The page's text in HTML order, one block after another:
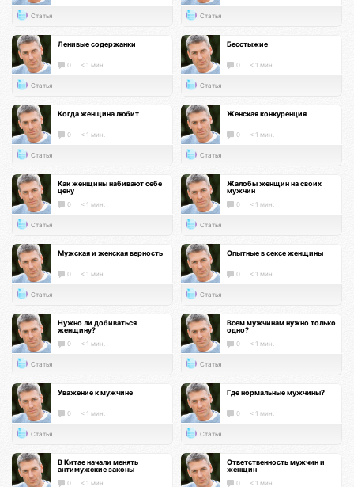
Статья Статья
Ленивые содержанки
0 < 1 мин.
Статья
Бесстыжие
0 < 1 мин.
Статья
Когда женщина любит
0 < 1 мин.
Статья
Женская конкуренция
0 < 1 мин.
Статья
Как женщины набивают себе
цену
0 < 1 мин.
Статья
Жалобы женщин на своих
мужчин
0 < 1 мин.
Статья
Мужская и женская верность
0 < 1 мин.
Статья
Опытные в сексе женщины
0 < 1 мин.
Статья
Нужно ли добиваться
женщину?
0 < 1 мин.
Статья
Всем мужчинам нужно только
одно?
0 < 1 мин.
Статья
Уважение к мужчине
0 < 1 мин.
Статья
Где нормальные мужчины?
0 < 1 мин.
Статья
В Китае начали менять
антимужские законы
0 < 1 мин.
Ответственность мужчин и
женщин
0 < 1 мин.